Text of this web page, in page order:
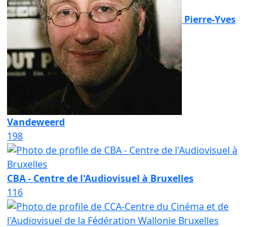
Pierre-Yves
Vandeweerd
198
CBA - Centre de l'Audiovisuel à Bruxelles
116